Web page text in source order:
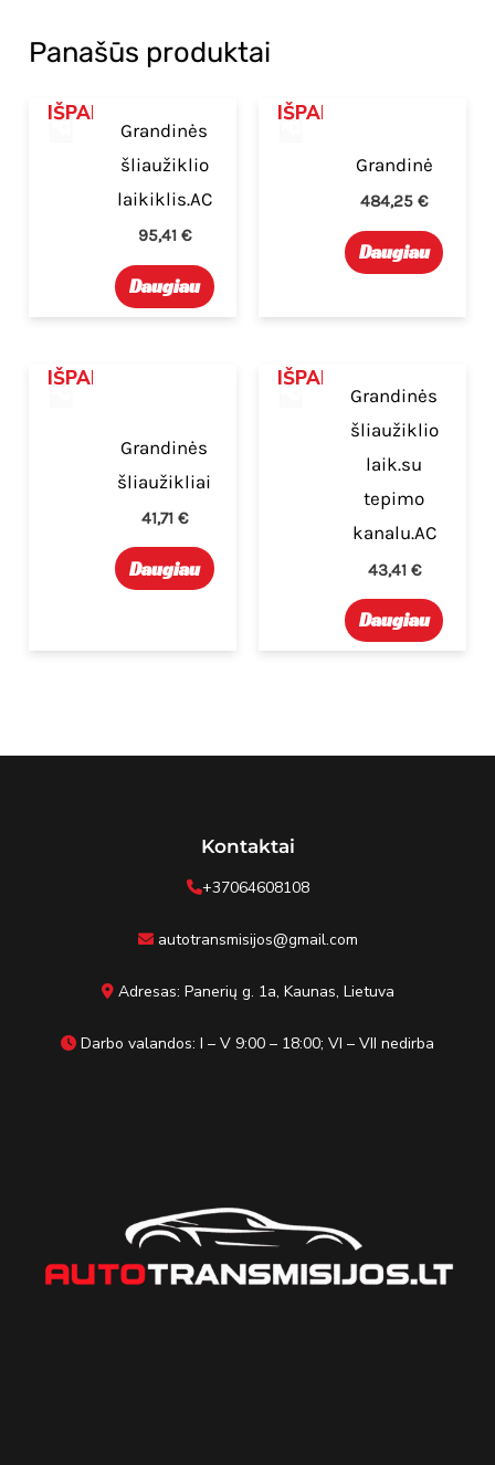
Panašūs produktai
IŠPARDUOTA
Grandinės
šliaužiklio
laikiklis.AC
95,41 €
Daugiau
IŠPARDUOTA
Grandinė
484,25€
Daugiau
IŠPARDUOTA
Grandinės
šliaužikliai
41,71 €
Daugiau
IŠPARDUOTA
Grandinės
šliaužiklio
laik.su
tepimo
kanalu.AC
43,41 €
Daugiau
Kontaktai
+37064608108
autotransmisijos@gmail.com
Adresas: Panerių g. 1a, Kaunas, Lietuva
Darbo valandos: I – V 9:00 – 18:00; VI – VII nedirba